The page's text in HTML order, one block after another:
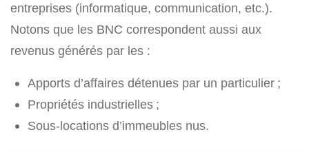
entreprises (informatique, communication, etc.).
Notons que les BNC correspondent aussi aux
revenus générés par les :
Apports d’affaires détenues par un particulier ;
Propriétés industrielles ;
Sous-locations d’immeubles nus.